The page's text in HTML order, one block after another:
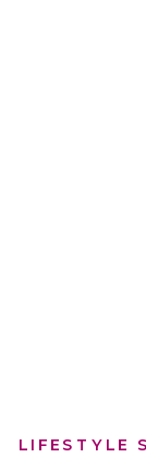
LIFESTYLE